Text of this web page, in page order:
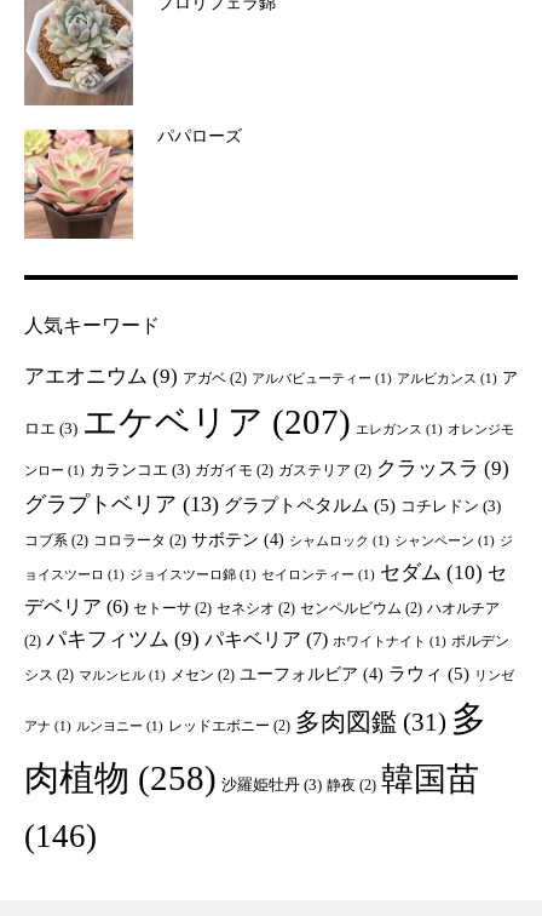
パパローズ
人気キーワード
アエオニウム (9) アガベ (2) アルバビューティー (1) アルビカンス (1) ア
ロエ (3) エケベリア (207) エレガンス (1) オレンジモ
ンロー (1) カランコエ (3) ガガイモ (2) ガステリア (2) クラッスラ (9)
グラプトベリア (13) グラプトペタルム (5) コチレドン (3)
コブ系 (2) コロラータ (2) サボテン (4) シャムロック (1) シャンペーン (1) ジ
ョイスツーロ (1) ジョイスツーロ錦 (1) セイロンティー (1) セダム (10) セ
デベリア (6) セトーサ (2) セネシオ (2) センペルビウム (2) ハオルチア
(2) パキフィツム (9) パキベリア (7) ホワイトナイト (1) ポルデン
シス (2) マルンヒル (1) メセン (2) ユーフォルビア (4) ラウィ (5) リンゼ
アナ (1) ルンヨニー (1) レッドエボニー (2) 多肉図鑑 (31) 多
肉植物 (258) 沙羅姫牡丹 (3) 静夜 (2) 韓国苗
(146)